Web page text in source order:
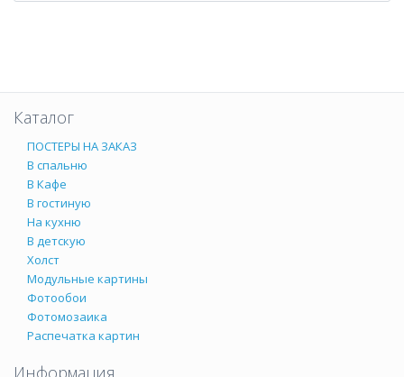
Каталог
ПОСТЕРЫ НА ЗАКАЗ
В спальню
В Кафе
В гостиную
На кухню
В детскую
Холст
Модульные картины
Фотообои
Фотомозаика
Распечатка картин
Информация